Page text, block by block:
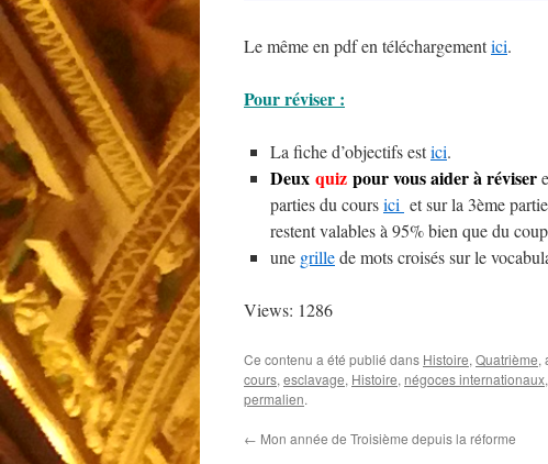
Le même en pdf en téléchargementici.
Pour réviser :
La fiche d’objectifs estici.
Deux quiz pour vous aider à réviser
parties du coursici et sur la 3ème partie
restent valables à 95% bien que du
une grillede mots croisés sur le
Views: 1286
Ce contenu a été publié dans Histoire, Quatrième,
cours, esclavage, Histoire, négoces internationaux,
permalien.
← Mon année de Troisième depuis la réforme